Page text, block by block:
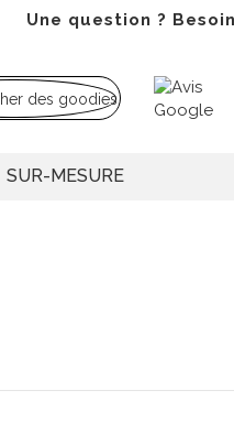
Une question ?
SUR-MESURE